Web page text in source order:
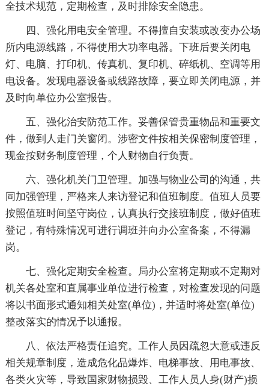
全技术规范，定期检查，及时排除安全隐患。
四、强化用电安全管理。不得擅自安装或改变办公场
所内电源线路，不得使用大功率电器。下班后要关闭电
灯、电脑、打印机、传真机、复印机、碎纸机、空调等用
电设备。发现电器设备或线路故障，要立即关闭电源，并
及时向单位办公室报告。
五、强化治安防范工作。妥善保管贵重物品和重要文
件，做到人走门关窗闭。涉密文件按相关保密制度管理，
现金按财务制度管理，个人财物自行负责。
六、强化机关门卫管理。加强与物业公司的沟通，共
同加强管理，严格来人来访登记和值班制度。值班人员要
按照值班时间坚守岗位，认真执行交接班制度，做好值班
登记，有特殊情况可进行调班并向办公室备案，不得漏
岗。
七、强化定期安全检查。局办公室将定期或不定期对
机关各处室和直属事业单位进行检查，对检查发现的问题
将以书面形式通知相关处室(单位)，并适时将处室(单位)
整改落实的情况予以通报。
八、依法严格责任追究。工作人员因疏忽大意或违反
相关规章制度，造成危化品爆炸、电梯事故、用电事故、
各类火灾等，导致国家财物损毁、工作人员人身(财产)损